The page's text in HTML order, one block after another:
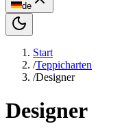
de
Start
/Teppicharten
/Designer
Designer